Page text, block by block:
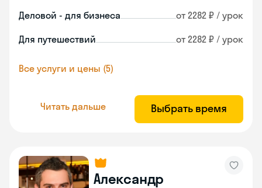
Деловой - для бизнеса от 2282 ₽ / урок
Для путешествий от 2282 ₽ / урок
Все услуги и цены (5)
Читать дальше Выбрать время
Александр